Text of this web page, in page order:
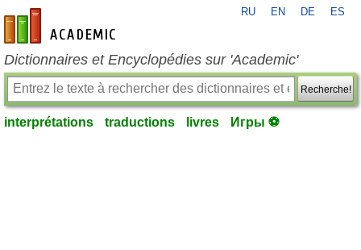
fr-academic.com
RU EN DE ES
Dictionnaires et Encyclopédies sur 'Academic'
Recherche!
interprétations traductions livres Игры ⚽